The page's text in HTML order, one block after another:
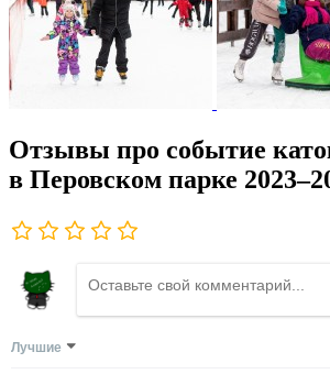
Отзывы про событие
в Перовском парке
Лучшие